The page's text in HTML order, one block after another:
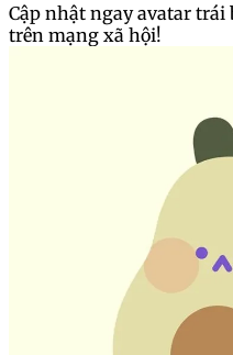
Cập nhật ngay avatar trái
trên mạng xã hội!